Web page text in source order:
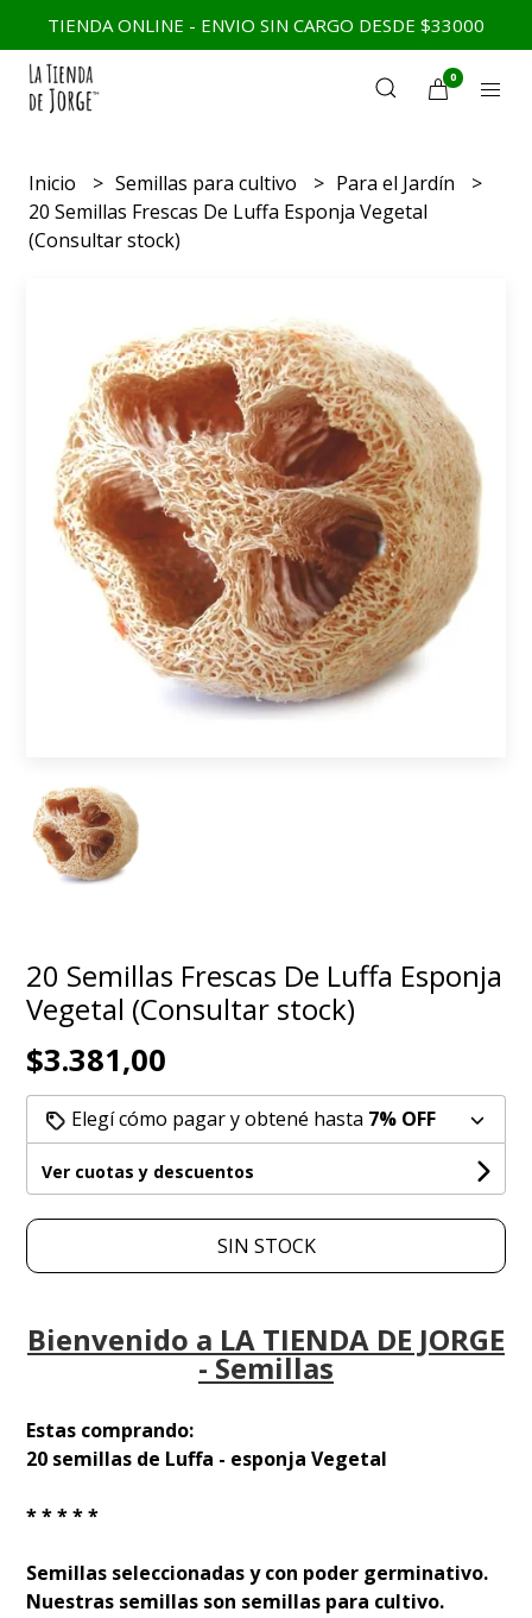
TIENDA ONLINE - ENVIO SIN CARGO DESDE $33000
0
Inicio Semillas para cultivo
Para el Jardín
20 Semillas Frescas De Luffa Esponja Vegetal
(Consultar stock)
20 Semillas Frescas De Luffa Esponja
Vegetal (Consultar stock)
$3.381,00
Elegí cómo pagar y obtené hasta 7% OFF
Ver cuotas y descuentos
SIN STOCK
Bienvenido a LA TIENDA DE JORGE
- Semillas
Estas comprando:
20 semillas de Luffa - esponja Vegetal
* * * * *
Semillas seleccionadas y con poder germinativo.
Nuestras semillas son semillas para cultivo.